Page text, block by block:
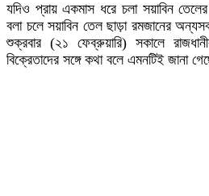
যদিও প্রায় একমাস ধরে চলা সয়াবিন
বলা চলে সয়াবিন তেল ছাড়া রমজানের
শুক্রবার (২১ ফেব্রুয়ারি) সকালে
বিক্রেতাদের সঙ্গে কথা বলে এমনটিই জানা